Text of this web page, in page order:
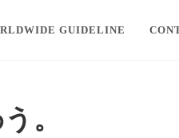
GUIDELINE
。